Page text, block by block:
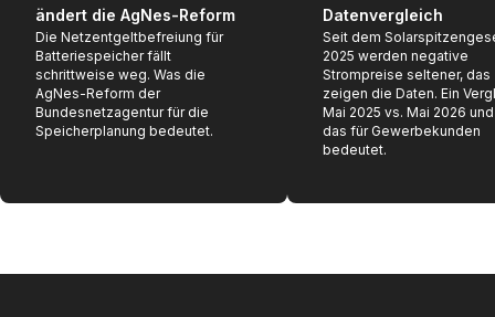
ändert die AgNes-Reform
Die Netzentgeltbefreiung für
Batteriespeicher fällt
schrittweise weg. Was die
AgNes-Reform der
Bundesnetzagentur für die
Speicherplanung bedeutet.
Datenvergleich
Seit dem
2025 werden negative
Strompreise seltener, das
zeigen die Daten. Ein
Mai 2025 vs. Mai 2026
das für Gewerbekunden
bedeutet.